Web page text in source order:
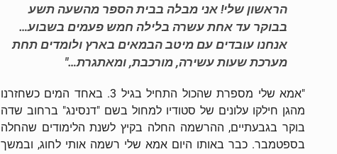
הראשון שלי! אני מבלה בבית הספר מהשעה תשע
בבוקר עד אחת עשרה בלילה חמש פעמים בשבוע…
אנחנו עובדים עם מיטב הבמאים בארץ ולומדים תחת
מערכת שעות עשירה, מורכבת, ומאתגרת…"
"אמא שלי מספרת שהכול התחיל בגיל 3. באחד המים כשחזרנו
מהגן חילקו עלונים של סטודיו למחול בשם "דנסינג" ברחוב שדה
בוקר בגבעתיים, ההרשמה החלה בקיץ לשנת הלימודים שהחלה
בספטמבר. כבר באותו היום אמא שלי רשמה אותי לחוג, ובמשך